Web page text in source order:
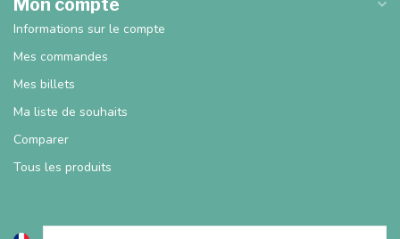
Informations sur le compte
Mes commandes
Mes billets
Ma liste de souhaits
Comparer
Tous les produits